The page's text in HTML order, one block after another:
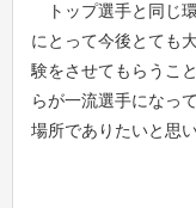
トップ選手と同じ
にとって今後とても
験をさせてもらうこ
らが一流選手になっ
場所でありたいと思い